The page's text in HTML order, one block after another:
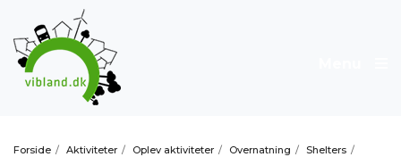
Forside / Aktiviteter / Oplev aktiviteter / Overnatning / Shelters /